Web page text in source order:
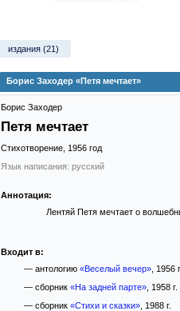
издания (21)
Борис Заходер «Петя мечтает»
Борис Заходер
Петя мечтает
Стихотворение, 1956 год
Язык написания: русский
Аннотация:
Лентяй Петя мечтает о
Входит в:
— антологию «Веселый вечер», 1956 г.
— сборник «На задней парте», 1958 г.
— сборник «Стихи и сказки», 1988 г.